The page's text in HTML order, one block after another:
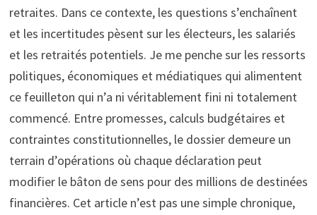
retraites. Dans ce contexte, les questions s’enchaînent
et les incertitudes pèsent sur les électeurs, les salariés
et les retraités potentiels. Je me penche sur les ressorts
politiques, économiques et médiatiques qui alimentent
ce feuilleton qui n’a ni véritablement fini ni totalement
commencé. Entre promesses, calculs budgétaires et
contraintes constitutionnelles, le dossier demeure un
terrain d’opérations où chaque déclaration peut
modifier le bâton de sens pour des millions de destinées
financières. Cet article n’est pas une simple chronique,